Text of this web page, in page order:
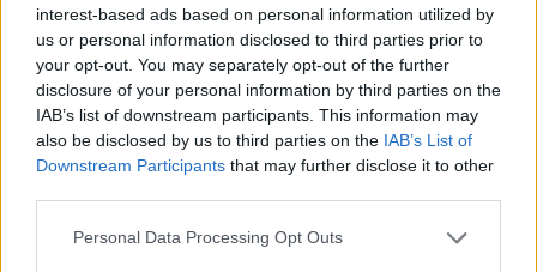
interest-based ads based on personal information utilized by
us or personal information disclosed to third parties prior to
your opt-out. You may separately opt-out of the further
disclosure of your personal information by third parties on the
IAB’s list of downstream participants. This information may
also be disclosed by us to third parties on the IAB’s List of
Downstream Participants that may further disclose it to other
Personal Data Processing Opt Outs